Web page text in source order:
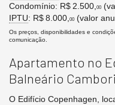
Condomínio: R$ 2.500, 00
IPTU: R$ 8.000, 00 (valor
Os preços, disponibilidades e
comunicação.
Apartamento no
Balneário
O Edifício Copenhagen,